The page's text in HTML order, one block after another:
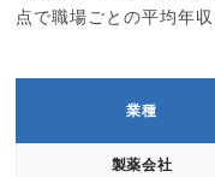
点で職場ごとの平均年
業種
製薬会社